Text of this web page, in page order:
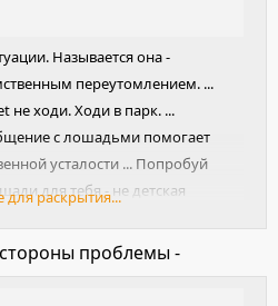
Называется она -
переутомлением. ...
ходи. Ходи в парк. ...
с лошадьми помогает
усталости ... Попробуй
для тебя - не детская
прибегая к алкоголю и
раскрытия...
проблемы -